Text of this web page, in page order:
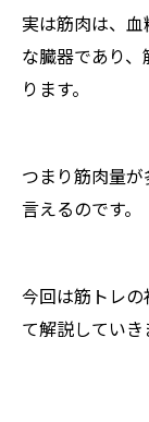
実は筋肉は、
な臓器であり
ります。
つまり筋肉量
言えるのです。
今回は筋トレ
て解説していき